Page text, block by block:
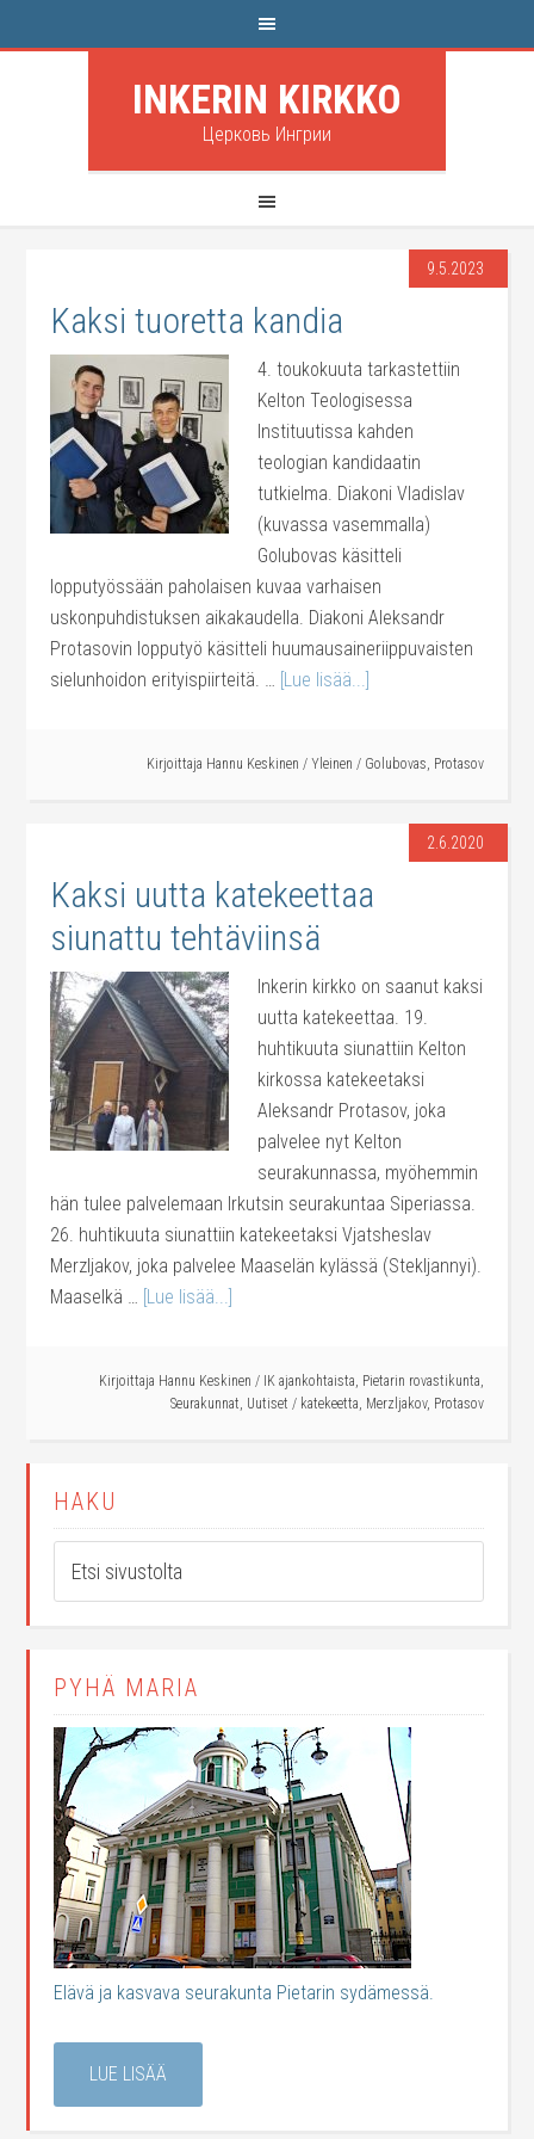
INKERIN KIRKKO
Церковь Ингрии
9.5.2023
Kaksi tuoretta kandia
4. toukokuuta tarkastettiin
Kelton Teologisessa
Instituutissa kahden
teologian kandidaatin
tutkielma. Diakoni Vladislav
(kuvassa vasemmalla)
Golubovas käsitteli
lopputyössään paholaisen kuvaa varhaisen
uskonpuhdistuksen aikakaudella. Diakoni Aleksandr
Protasovin lopputyö käsitteli huumausaineriippuvaisten
sielunhoidon erityispiirteitä. … [Lue lisää...]
Kirjoittaja Hannu Keskinen / Yleinen / Golubovas, Protasov
2.6.2020
Kaksi uutta katekeettaa
siunattu tehtäviinsä
Inkerin kirkko on saanut kaksi
uutta katekeettaa. 19.
huhtikuuta siunattiin Kelton
kirkossa katekeetaksi
Aleksandr Protasov, joka
palvelee nyt Kelton
seurakunnassa, myöhemmin
hän tulee palvelemaan Irkutsin seurakuntaa Siperiassa.
26. huhtikuuta siunattiin katekeetaksi Vjatsheslav
Merzljakov, joka palvelee Maaselän kylässä (Stekljannyi).
Maaselkä … [Lue lisää...]
Kirjoittaja Hannu Keskinen / IK ajankohtaista, Pietarin rovastikunta,
Seurakunnat, Uutiset / katekeetta, Merzljakov, Protasov
HAKU
PYHÄ MARIA
Elävä ja kasvava seurakunta Pietarin sydämessä.
LUE LISÄÄ